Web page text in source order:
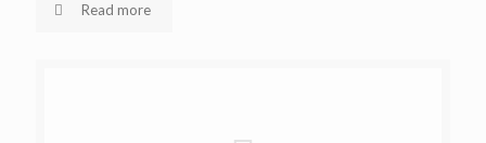
Read more